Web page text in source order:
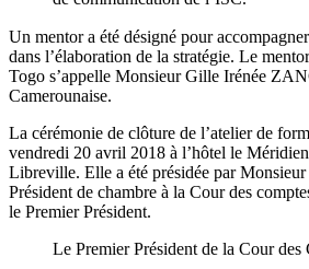
Un mentor a été désigné pour
dans l’élaboration de la stratégie. Le
Togo s’appelle Monsieur Gille Irénée
Camerounaise.
La cérémonie de clôture de l’atelier de
vendredi 20 avril 2018 à l’hôtel le
Libreville. Elle a été présidée par
Président de chambre à la Cour des
le Premier Président.
Le Premier Président de la Cour des